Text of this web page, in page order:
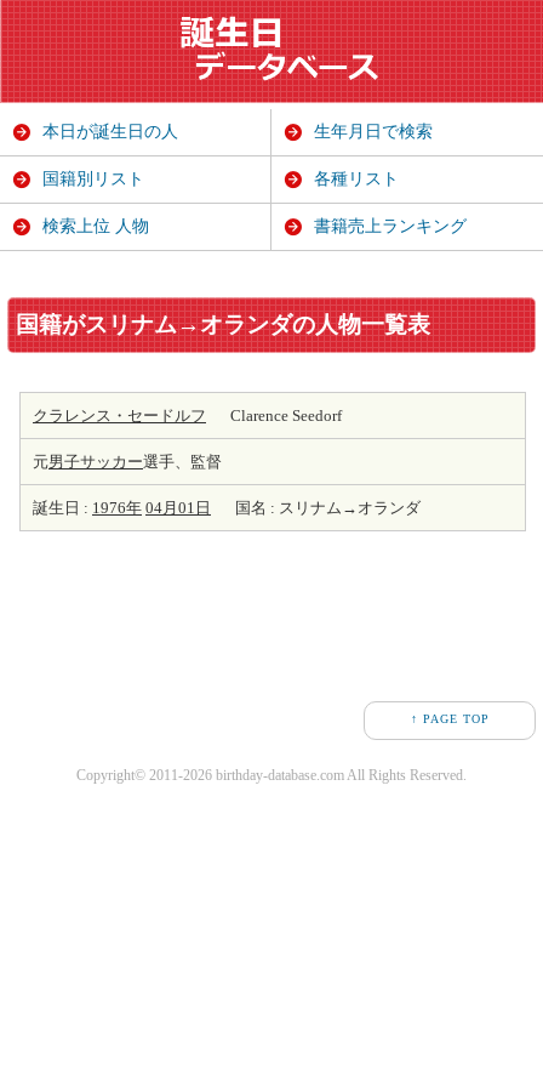
国籍がスリナム→オランダの人物一覧表
クラレンス・セードルフ Clarence Seedorf
元男子サッカー選手、監督
誕生日 : 1976年 04月01日 国名 : スリナム→オランダ
本日が誕生日の人 生年月日で検索
国籍別リスト 各種リスト
検索上位 人物 書籍売上ランキング
↑ PAGE TOP
Copyright© 2011-2026 birthday-database.com All Rights Reserved.